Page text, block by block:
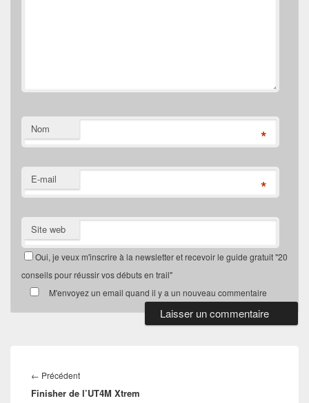
Nom *
E-mail *
Site web
Oui, je veux m'inscrire à la newsletter et recevoir le guide gratuit "20
conseils pour réussir vos débuts en trail"
M'envoyez un email quand il y a un nouveau commentaire
de
l’article
← PrécédentArticle
précédent :
Finisher de l’UT4M Xtrem